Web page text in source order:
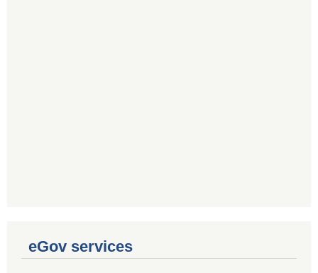
eGov services